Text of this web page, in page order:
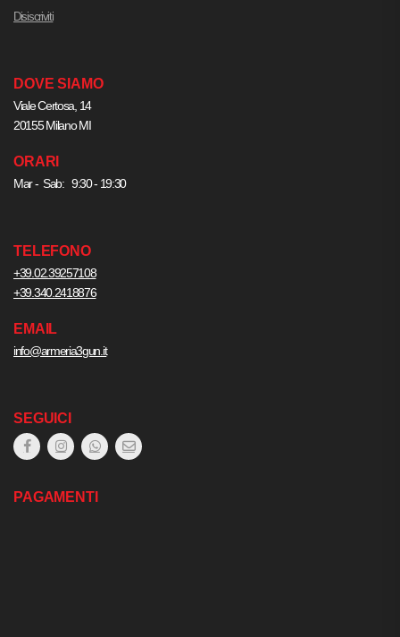
Disiscriviti
DOVE SIAMO
Viale Certosa, 14
20155 Milano MI
ORARI
Mar - Sab: 9:30 - 19:30
TELEFONO
+39.02.39257108
+39.340.2418876
EMAIL
info@armeria3gun.it
SEGUICI
PAGAMENTI